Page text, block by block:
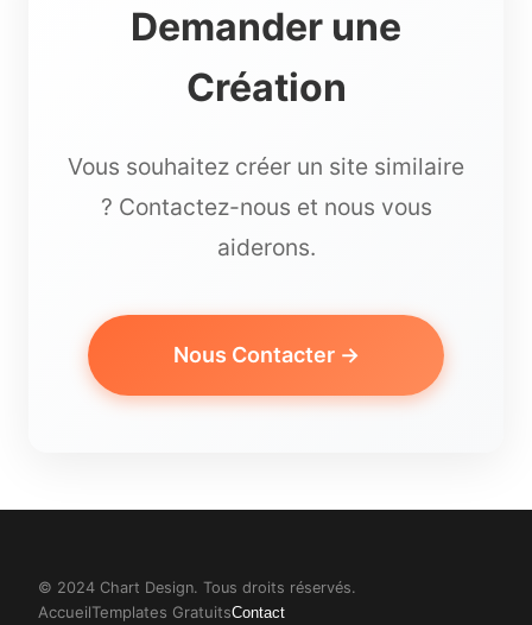
Demander une
Création
Vous souhaitez créer un site similaire
? Contactez-nous et nous vous
aiderons.
Nous Contacter →
© 2024 Chart Design. Tous droits réservés.
AccueilTemplates GratuitsContact